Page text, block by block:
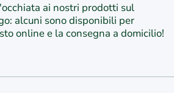
ai nostri prodotti sul
alcuni sono disponibili per
online e la consegna a domicilio!